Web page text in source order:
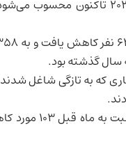
این پایین‌ترین سطح نرخ بیکاری از
از جویندگان کاری که به